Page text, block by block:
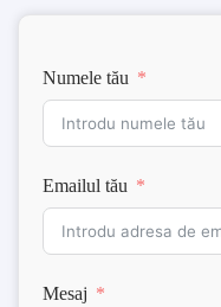
Numele tău
Emailul tău
Mesaj